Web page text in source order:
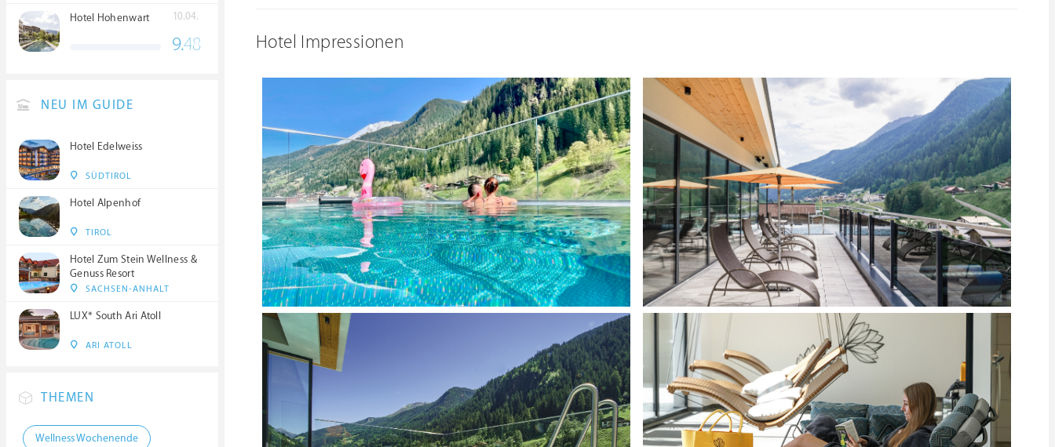
Hotel Impressionen
Hotel Hohenwart 10.04.
9.48
NEU IM GUIDE
Hotel Edelweiss
SÜDTIROL
Hotel Alpenhof
TIROL
Hotel Zum Stein Wellness &
Genuss Resort
SACHSEN-ANHALT
LUX* South Ari Atoll
ARI ATOLL
THEMEN
Wellness Wochenende